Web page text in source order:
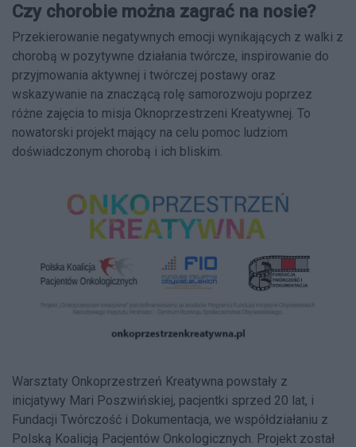
Czy chorobie można zagrać na nosie?
Przekierowanie negatywnych emocji wynikających z walki z
chorobą w pozytywne działania twórcze, inspirowanie do
przyjmowania aktywnej i twórczej postawy oraz
wskazywanie na znaczącą rolę samorozwoju poprzez
różne zajęcia to misja Oknoprzestrzeni Kreatywnej. To
nowatorski projekt mający na celu pomoc ludziom
doświadczonym chorobą i ich bliskim.
Warsztaty Onkoprzestrzeń Kreatywna powstały z
inicjatywy Mari Poszwińskiej, pacjentki sprzed 20 lat, i
Fundacji Twórczość i Dokumentacja, we współdziałaniu z
Polską Koalicją Pacjentów Onkologicznych. Projekt został